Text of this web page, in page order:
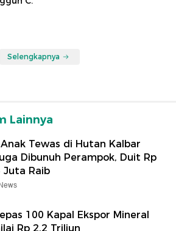
Selengkapnya
Lainnya
Anak Tewas di Hutan Kalbar
Dibunuh Perampok, Duit Rp
Juta Raib
100 Kapal Ekspor Mineral
Rp 2,2 Triliun